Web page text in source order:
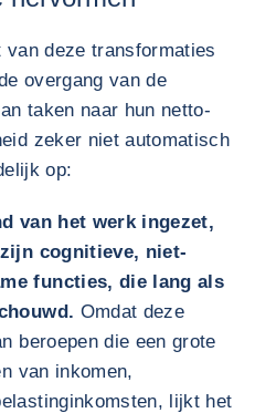
deze transformaties
overgang van de
taken naar hun netto-
zeker niet automatisch
op:
van het werk ingezet,
cognitieve, niet-
functies, die lang als
Omdat deze
beroepen die een grote
van inkomen,
lijkt het